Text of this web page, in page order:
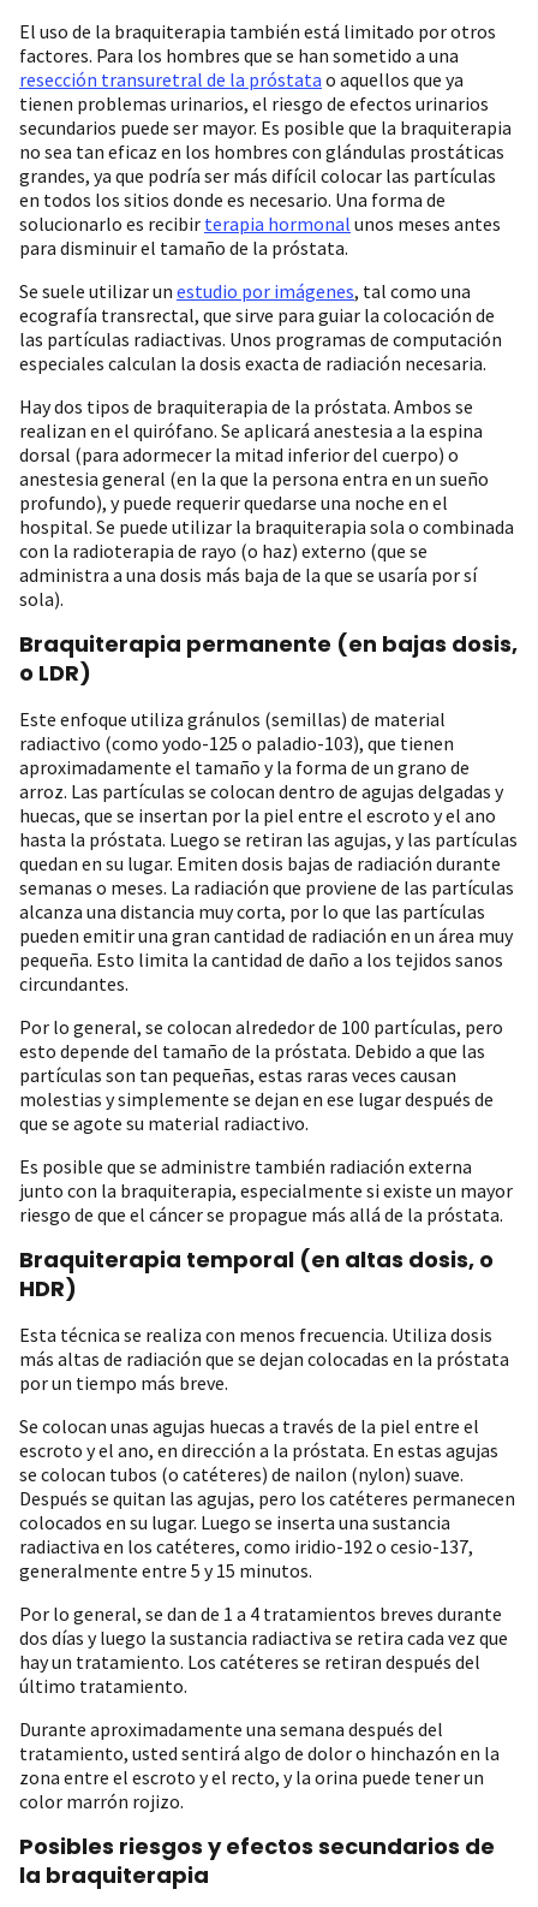
El uso de la braquiterapia también está limitado por otros
factores. Para los hombres que se han sometido a una
resección transuretral de la próstata o aquellos que ya
tienen problemas urinarios, el riesgo de efectos urinarios
secundarios puede ser mayor. Es posible que la braquiterapia
no sea tan eficaz en los hombres con glándulas prostáticas
grandes, ya que podría ser más difícil colocar las partículas
en todos los sitios donde es necesario. Una forma de
solucionarlo es recibir terapia hormonal unos meses antes
para disminuir el tamaño de la próstata.
Se suele utilizar un estudio por imágenes, tal como una
ecografía transrectal, que sirve para guiar la colocación de
las partículas radiactivas. Unos programas de computación
especiales calculan la dosis exacta de radiación necesaria.
Hay dos tipos de braquiterapia de la próstata. Ambos se
realizan en el quirófano. Se aplicará anestesia a la espina
dorsal (para adormecer la mitad inferior del cuerpo) o
anestesia general (en la que la persona entra en un sueño
profundo), y puede requerir quedarse una noche en el
hospital. Se puede utilizar la braquiterapia sola o combinada
con la radioterapia de rayo (o haz) externo (que se
administra a una dosis más baja de la que se usaría por sí
sola).
Braquiterapia permanente (en bajas dosis,
o LDR)
Este enfoque utiliza gránulos (semillas) de material
radiactivo (como yodo-125 o paladio-103), que tienen
aproximadamente el tamaño y la forma de un grano de
arroz. Las partículas se colocan dentro de agujas delgadas y
huecas, que se insertan por la piel entre el escroto y el ano
hasta la próstata. Luego se retiran las agujas, y las partículas
quedan en su lugar. Emiten dosis bajas de radiación durante
semanas o meses. La radiación que proviene de las partículas
alcanza una distancia muy corta, por lo que las partículas
pueden emitir una gran cantidad de radiación en un área muy
pequeña. Esto limita la cantidad de daño a los tejidos sanos
circundantes.
Por lo general, se colocan alrededor de 100 partículas, pero
esto depende del tamaño de la próstata. Debido a que las
partículas son tan pequeñas, estas raras veces causan
molestias y simplemente se dejan en ese lugar después de
que se agote su material radiactivo.
Es posible que se administre también radiación externa
junto con la braquiterapia, especialmente si existe un mayor
riesgo de que el cáncer se propague más allá de la próstata.
Braquiterapia temporal (en altas dosis, o
HDR)
Esta técnica se realiza con menos frecuencia. Utiliza dosis
más altas de radiación que se dejan colocadas en la próstata
por un tiempo más breve.
Se colocan unas agujas huecas a través de la piel entre el
escroto y el ano, en dirección a la próstata. En estas agujas
se colocan tubos (o catéteres) de nailon (nylon) suave.
Después se quitan las agujas, pero los catéteres permanecen
colocados en su lugar. Luego se inserta una sustancia
radiactiva en los catéteres, como iridio-192 o cesio-137,
generalmente entre 5 y 15 minutos.
Por lo general, se dan de 1 a 4 tratamientos breves durante
dos días y luego la sustancia radiactiva se retira cada vez que
hay un tratamiento. Los catéteres se retiran después del
último tratamiento.
Durante aproximadamente una semana después del
tratamiento, usted sentirá algo de dolor o hinchazón en la
zona entre el escroto y el recto, y la orina puede tener un
color marrón rojizo.
Posibles riesgos y efectos secundarios de
la braquiterapia